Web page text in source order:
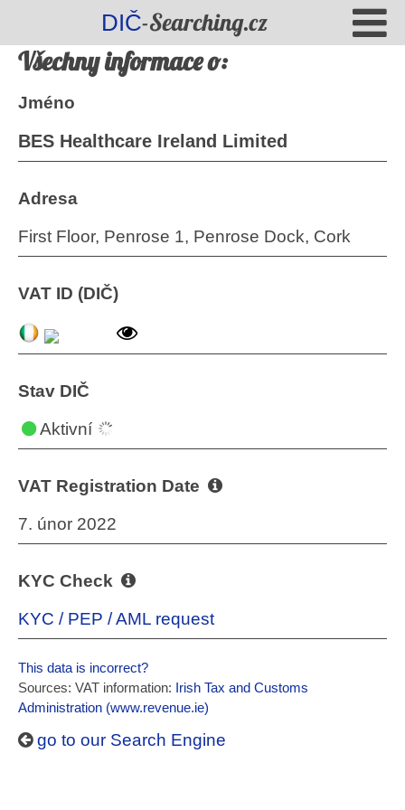
DIČ-Searching.cz
Všechny informace o:
Jméno
BES Healthcare Ireland Limited
Adresa
First Floor, Penrose 1, Penrose Dock, Cork
VAT ID (DIČ)
Stav DIČ
Aktivní
VAT Registration Date
7. únor 2022
KYC Check
KYC / PEP / AML request
This data is incorrect?
Sources: VAT information: Irish Tax and Customs
Administration (www.revenue.ie)
go to our Search Engine